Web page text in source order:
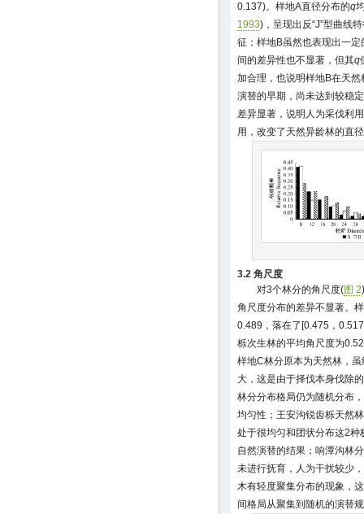
0.137)。样地A直径分布的q
1993)，呈现出反“J”型曲线
征；样地B虽然也表现出一
间的差异性也不显著，但其q
加合理，也说明样地B在天
演替的早期，尚未达到较稳
差异显著，说明人为采伐利
用，改变了天然异龄林的直
3.2 角尺度
对3个林分的角尺度(图 2
角尺度分布的差异不显著。
0.489，落在了[0.475，
栎次生林的平均角尺度为
样地C林分原本为天然林，
大，这是由于择伐本身伐除
林分分布格局仍为随机分布
均匀性；王安沟锐齿栎天然
处于很均匀和团状分布这2
自然演替的结果；响潭沟林
未进行抚育，人为干扰较少
木有轻度聚集分布的现象，
间格局从聚集到随机的演替